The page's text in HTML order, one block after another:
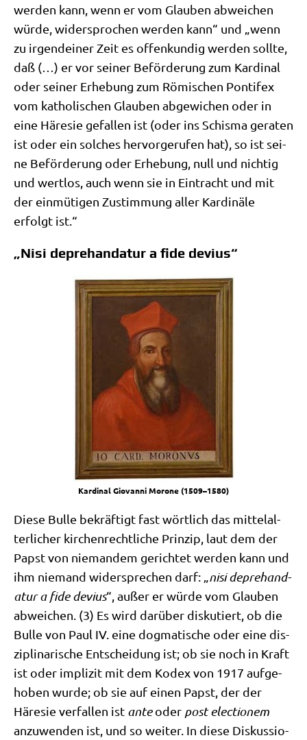
wer­den kann, wenn er vom Glau­ben abwei­chen
wür­de, wider­spro­chen wer­den kann“ und „wenn
zu irgend­ei­ner Zeit es offen­kun­dig wer­den soll­te,
daß (…) er vor sei­ner Beför­de­rung zum Kar­di­nal
oder sei­ner Erhe­bung zum Römi­schen Pon­ti­fex
vom katho­li­schen Glau­ben abge­wi­chen oder in
eine Häre­sie gefal­len ist (oder ins Schis­ma gera­ten
ist oder ein sol­ches her­vor­ge­ru­fen hat), so ist sei­
ne Beför­de­rung oder Erhe­bung, null und nich­tig
und wert­los, auch wenn sie in Ein­tracht und mit
der ein­mü­ti­gen Zustim­mung aller Kar­di­nä­le
erfolgt ist.“
„Nisi deprehandatur a fide devius“
Kar­di­nal Gio­van­ni Morone (1509–1580)
Die­se Bul­le bekräf­tigt fast wört­lich das mit­tel­al­
ter­li­cher kir­chen­recht­li­che Prin­zip, laut dem der
Papst von nie­man­dem gerich­tet wer­den kann und
ihm nie­mand wider­spre­chen darf: „ nisi depre­hand­
atur a fide devi­us“, außer er wür­de vom Glau­ben
abwei­chen. (3) Es wird dar­über dis­ku­tiert, ob die
Bul­le von Paul IV. eine dog­ma­ti­sche oder eine dis­
zi­pli­na­ri­sche Ent­schei­dung ist; ob sie noch in Kraft
ist oder impli­zit mit dem Kodex von 1917 auf­ge­
ho­ben wur­de; ob sie auf einen Papst, der der
Häre­sie ver­fal­len ist anteoder post elec­tion­em
anzu­wen­den ist, und so wei­ter. In die­se Dis­kus­sio­